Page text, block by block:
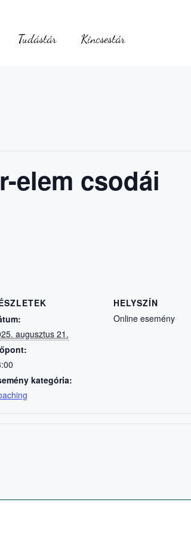
Tudástár Kincsestár
elem csodái
augusztus 21.
kategória:
HELYSZÍN
Online esemény